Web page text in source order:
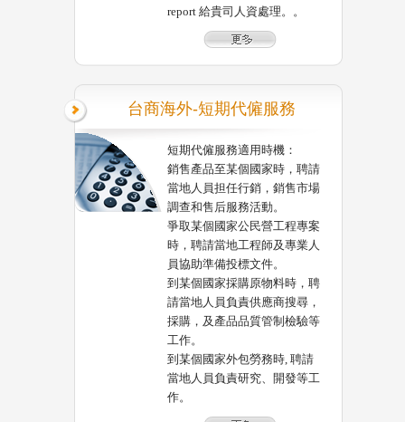
report 給貴司人資處理。。
台商海外-短期代僱服務
短期代僱服務適用時機：
銷售產品至某個國家時，聘請
當地人員担任行銷，銷售市場
調查和售后服務活動。
爭取某個國家公民營工程專案
時，聘請當地工程師及專業人
員協助準備投標文件。
到某個國家採購原物料時，聘
請當地人員負責供應商搜尋，
採購，及產品品質管制檢驗等
工作。
到某個國家外包勞務時, 聘請
當地人員負責研究、開發等工
作。